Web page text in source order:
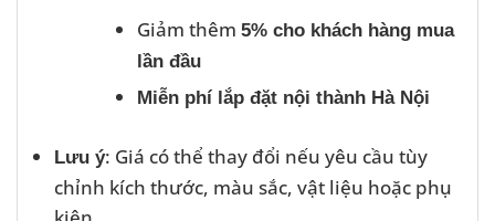
Giảm thêm 5% cho khách hàng mua
lần đầu
Miễn phí lắp đặt nội thành Hà Nội
Lưu ý: Giá có thể thay đổi nếu yêu cầu tùy
chỉnh kích thước, màu sắc, vật liệu hoặc phụ